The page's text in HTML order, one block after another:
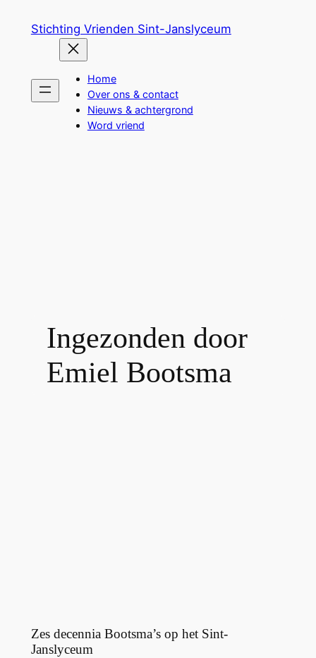
Stichting Vrienden Sint-Janslyceum
Home
Over ons & contact
Nieuws & achtergrond
Word vriend
Ingezonden door
Emiel Bootsma
Zes decennia Bootsma’s op het Sint-
Janslyceum